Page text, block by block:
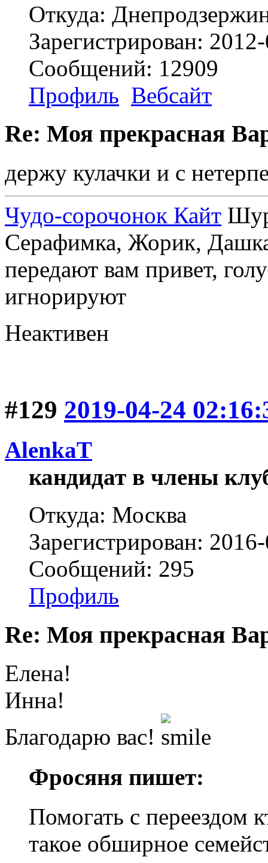
Откуда:
Зарегистрирован:
Сообщений: 12909
Профиль Вебсайт
Re: Моя прекрасная
держу кулачки и с
Чудо-сорочонок Кайт
Серафимка, Жорик,
передают вам привет,
игнорируют
Неактивен
#129 2019-04-24
AlenkaT
кандидат в члены
Откуда: Москва
Зарегистрирован:
Сообщений: 295
Профиль
Re: Моя прекрасная
Елена!
Инна!
Благодарю вас!
Фросяня пишет:
Помогать с переездом
такое обширное